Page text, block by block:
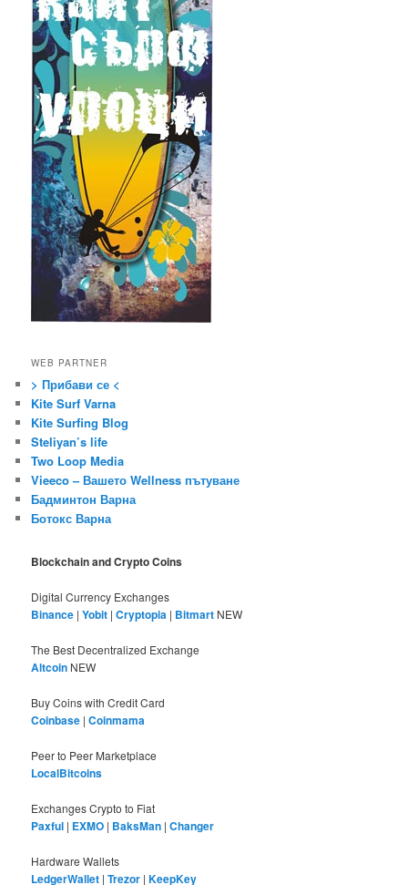
WEB PARTNER
> Прибави се <
Kite Surf Varna
Kite Surfing Blog
Steliyan’s life
Two Loop Media
Vieeco – Вашето Wellness пътуване
Бадминтон Варна
Ботокс Варна
Blockchain and Crypto Coins
Digital Currency Exchanges
Binance |Yobit |Cryptopia | Bitmart NEW
The Best Decentralized Exchange
Altcoin NEW
Buy Coins with Credit Card
Coinbase |Coinmama
Peer to Peer Marketplace
LocalBitcoins
Exchanges Crypto to Fiat
Paxful | EXMO | BaksMan |Changer
Hardware Wallets
LedgerWallet |Trezor |KeepKey